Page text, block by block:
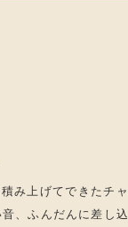
み上げてできたチ
、ふんだんに差し